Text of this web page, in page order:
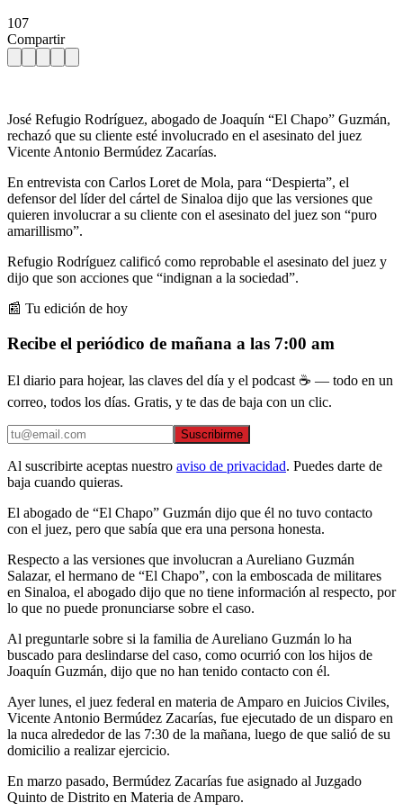
107
Compartir
José Refugio Rodríguez, abogado de Joaquín “El Chapo” Guzmán,
rechazó que su cliente esté involucrado en el asesinato del juez
Vicente Antonio Bermúdez Zacarías.
En entrevista con Carlos Loret de Mola, para “Despierta”, el
defensor del líder del cártel de Sinaloa dijo que las versiones que
quieren involucrar a su cliente con el asesinato del juez son “puro
amarillismo”.
Refugio Rodríguez calificó como reprobable el asesinato del juez y
dijo que son acciones que “indignan a la sociedad”.
📰 Tu edición de hoy
Recibe el periódico de mañana a las 7:00 am
El diario para hojear, las claves del día y el podcast ☕ — todo en un
correo, todos los días. Gratis, y te das de baja con un clic.
Suscribirme
Al suscribirte aceptas nuestro aviso de privacidad. Puedes darte de
baja cuando quieras.
El abogado de “El Chapo” Guzmán dijo que él no tuvo contacto
con el juez, pero que sabía que era una persona honesta.
Respecto a las versiones que involucran a Aureliano Guzmán
Salazar, el hermano de “El Chapo”, con la emboscada de militares
en Sinaloa, el abogado dijo que no tiene información al respecto, por
lo que no puede pronunciarse sobre el caso.
Al preguntarle sobre si la familia de Aureliano Guzmán lo ha
buscado para deslindarse del caso, como ocurrió con los hijos de
Joaquín Guzmán, dijo que no han tenido contacto con él.
Ayer lunes, el juez federal en materia de Amparo en Juicios Civiles,
Vicente Antonio Bermúdez Zacarías, fue ejecutado de un disparo en
la nuca alrededor de las 7:30 de la mañana, luego de que salió de su
domicilio a realizar ejercicio.
En marzo pasado, Bermúdez Zacarías fue asignado al Juzgado
Quinto de Distrito en Materia de Amparo.